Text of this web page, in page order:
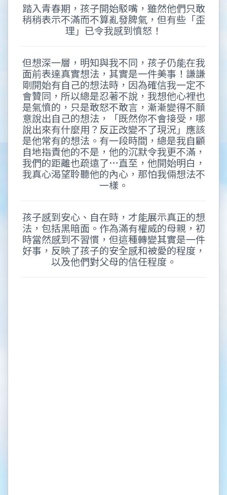
踏入青春期，孩子開始駁嘴，雖然他們只敢
稍稍表示不滿而不算亂發脾氣，但有些「歪
理」已令我感到憤怒！
但想深一層，明知與我不同，孩子仍能在我
面前表達真實想法，其實是一件美事！謙謙
剛開始有自己的想法時，因為確信我一定不
會贊同，所以總是忍著不說，我想他心裡也
是氣憤的，只是敢怒不敢言，漸漸變得不願
意說出自己的想法，「既然你不會接受，哪
說出來有什麼用？反正改變不了現況」應該
是他常有的想法。有一段時間，總是我自顧
自地指責他的不是，他的沉默令我更不滿，
我們的距離也疏遠了…直至，他開始明白，
我真心渴望聆聽他的內心，那怕我倆想法不
一樣。
孩子感到安心、自在時，才能展示真正的想
法，包括黑暗面。作為滿有權威的母親，初
時當然感到不習慣，但這種轉變其實是一件
好事，反映了孩子的安全感和被愛的程度，
以及他們對父母的信任程度。